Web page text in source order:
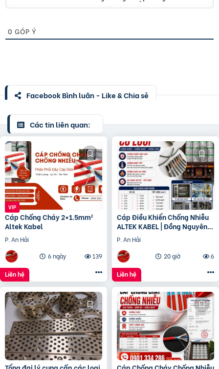
0 GÓP Ý
Facebook Bình luận - Like & Chia sẻ
Các tin liên quan:
Cáp Chống Cháy 2×1.5mm²
Altek Kabel
P. An Hải
6 ngày
139
Liên hệ
Cáp Điều Khiển Chống Nhiễu
ALTEK KABEL | Đồng Nguyên
Chất 100%, Chất Lượng Cao
P. An Hải
20 giờ
6
Liên hệ